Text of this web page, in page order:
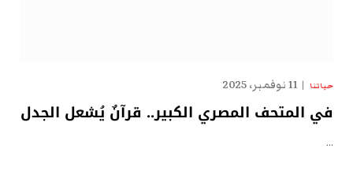
حياتنا 11 نوفمبر، 2025
في المتحف المصري الكبير.. قرآنٌ يُشعل الجدل
…